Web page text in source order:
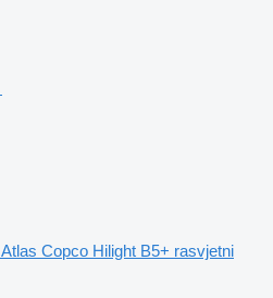
Atlas Copco Hilight B5+ rasvjetni